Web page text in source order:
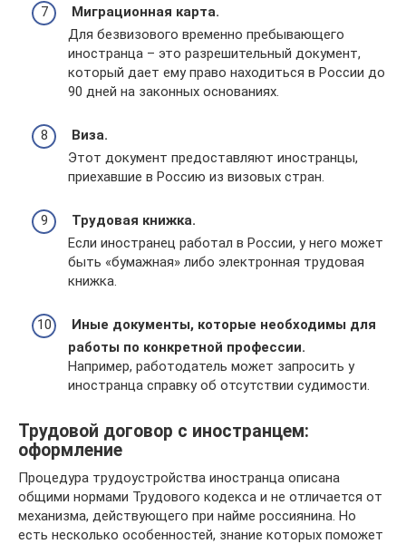
Миграционная карта.
Для безвизового временно пребывающего
иностранца – это разрешительный документ,
который дает ему право находиться в России до
90 дней на законных основаниях.
Виза.
Этот документ предоставляют иностранцы,
приехавшие в Россию из визовых стран.
Трудовая книжка.
Если иностранец работал в России, у него может
быть «бумажная» либо электронная трудовая
книжка.
Иные документы, которые необходимы для
работы по конкретной профессии.
Например, работодатель может запросить у
иностранца справку об отсутствии судимости.
Трудовой договор с иностранцем:
оформление
Процедура трудоустройства иностранца описана
общими нормами Трудового кодекса и не отличается от
механизма, действующего при найме россиянина. Но
есть несколько особенностей, знание которых поможет